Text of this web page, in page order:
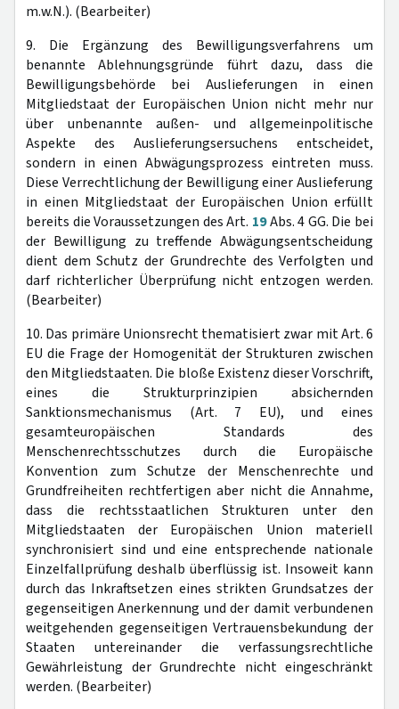
m.w.N.). (Bearbeiter)
9. Die Ergänzung des Bewilligungsverfahrens um
benannte Ablehnungsgründe führt dazu, dass die
Bewilligungsbehörde bei Auslieferungen in einen
Mitgliedstaat der Europäischen Union nicht mehr nur
über unbenannte außen- und allgemeinpolitische
Aspekte des Auslieferungsersuchens entscheidet,
sondern in einen Abwägungsprozess eintreten muss.
Diese Verrechtlichung der Bewilligung einer Auslieferung
in einen Mitgliedstaat der Europäischen Union erfüllt
bereits die Voraussetzungen des Art. 19Abs. 4 GG. Die bei
der Bewilligung zu treffende Abwägungsentscheidung
dient dem Schutz der Grundrechte des Verfolgten und
darf richterlicher Überprüfung nicht entzogen werden.
(Bearbeiter)
10. Das primäre Unionsrecht thematisiert zwar mit Art. 6
EU die Frage der Homogenität der Strukturen zwischen
den Mitgliedstaaten. Die bloße Existenz dieser Vorschrift,
eines die Strukturprinzipien absichernden
Sanktionsmechanismus (Art. 7 EU), und eines
gesamteuropäischen Standards des
Menschenrechtsschutzes durch die Europäische
Konvention zum Schutze der Menschenrechte und
Grundfreiheiten rechtfertigen aber nicht die Annahme,
dass die rechtsstaatlichen Strukturen unter den
Mitgliedstaaten der Europäischen Union materiell
synchronisiert sind und eine entsprechende nationale
Einzelfallprüfung deshalb überflüssig ist. Insoweit kann
durch das Inkraftsetzen eines strikten Grundsatzes der
gegenseitigen Anerkennung und der damit verbundenen
weitgehenden gegenseitigen Vertrauensbekundung der
Staaten untereinander die verfassungsrechtliche
Gewährleistung der Grundrechte nicht eingeschränkt
werden. (Bearbeiter)